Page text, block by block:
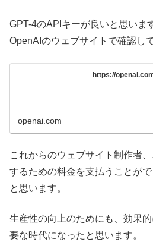
GPT-4のAPIキーが良いと思いま
OpenAIのウェブサイトで確認し
https://
openai.com
これからのウェブサイト制作者
するための料金を支払うことが
と思います。
生産性の向上のためにも、効果
要な時代になったと思います。